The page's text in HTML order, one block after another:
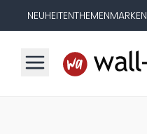
NEUHEITENTHEMENMARKEN